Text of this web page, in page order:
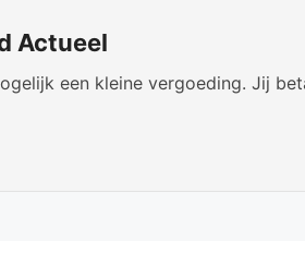
Actueel
een kleine vergoeding. Jij